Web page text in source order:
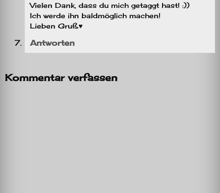
Vielen Dank, dass du mich getaggt hast! :))
Ich werde ihn baldmöglich machen!
Lieben Gruß♥
Antworten
Kommentar verfassen